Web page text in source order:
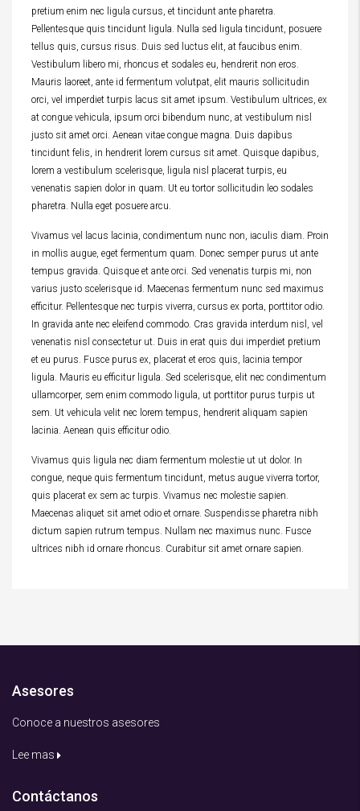
pretium enim nec ligula cursus, et tincidunt ante pharetra.
Pellentesque quis tincidunt ligula. Nulla sed ligula tincidunt, posuere
tellus quis, cursus risus. Duis sed luctus elit, at faucibus enim.
Vestibulum libero mi, rhoncus et sodales eu, hendrerit non eros.
Mauris laoreet, ante id fermentum volutpat, elit mauris sollicitudin
orci, vel imperdiet turpis lacus sit amet ipsum. Vestibulum ultrices, ex
at congue vehicula, ipsum orci bibendum nunc, at vestibulum nisl
justo sit amet orci. Aenean vitae congue magna. Duis dapibus
tincidunt felis, in hendrerit lorem cursus sit amet. Quisque dapibus,
lorem a vestibulum scelerisque, ligula nisl placerat turpis, eu
venenatis sapien dolor in quam. Ut eu tortor sollicitudin leo sodales
pharetra. Nulla eget posuere arcu.
Vivamus vel lacus lacinia, condimentum nunc non, iaculis diam. Proin
in mollis augue, eget fermentum quam. Donec semper purus ut ante
tempus gravida. Quisque et ante orci. Sed venenatis turpis mi, non
varius justo scelerisque id. Maecenas fermentum nunc sed maximus
efficitur. Pellentesque nec turpis viverra, cursus ex porta, porttitor odio.
In gravida ante nec eleifend commodo. Cras gravida interdum nisl, vel
venenatis nisl consectetur ut. Duis in erat quis dui imperdiet pretium
et eu purus. Fusce purus ex, placerat et eros quis, lacinia tempor
ligula. Mauris eu efficitur ligula. Sed scelerisque, elit nec condimentum
ullamcorper, sem enim commodo ligula, ut porttitor purus turpis ut
sem. Ut vehicula velit nec lorem tempus, hendrerit aliquam sapien
lacinia. Aenean quis efficitur odio.
Vivamus quis ligula nec diam fermentum molestie ut ut dolor. In
congue, neque quis fermentum tincidunt, metus augue viverra tortor,
quis placerat ex sem ac turpis. Vivamus nec molestie sapien.
Maecenas aliquet sit amet odio et ornare. Suspendisse pharetra nibh
dictum sapien rutrum tempus. Nullam nec maximus nunc. Fusce
ultrices nibh id ornare rhoncus. Curabitur sit amet ornare sapien.
Asesores
Conoce a nuestros asesores
Lee mas
Contáctanos